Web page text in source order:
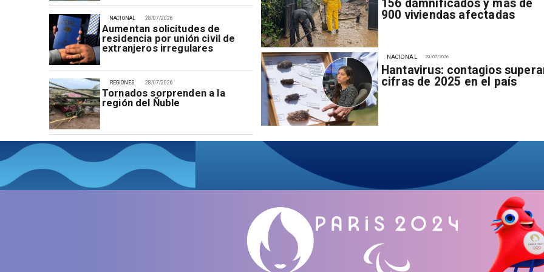
28/07/2026
Aumentan solicitudes de
residencia por unión civil de
extranjeros irregulares
NACIONAL
28/07/2026
Tornados sorprenden a la
región del Ñuble
REGIONES
156 damnificados y más de
900 viviendas afectadas
29/07/2026
Hantavirus: contagios
cifras de 2025 en el país
NACIONAL